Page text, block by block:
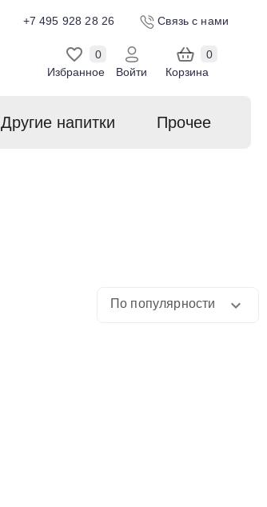
+7 495 928 28 26 Связь с нами
Избранное
0
Войти
Корзина
0
Другие напитки Прочее
По популярности